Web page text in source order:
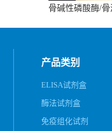
骨碱性磷酸酶/
产品类别
ELISA试剂盒
酶法试剂盒
免疫组化试剂